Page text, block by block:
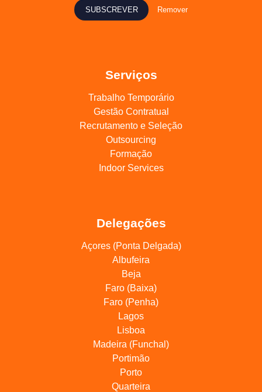
Serviços
Trabalho Temporário
Gestão Contratual
Recrutamento e Seleção
Outsourcing
Formação
Indoor Services
Delegações
Açores (Ponta Delgada)
Albufeira
Beja
Faro (Baixa)
Faro (Penha)
Lagos
Lisboa
Madeira (Funchal)
Portimão
Porto
Quarteira
SUBSCREVER Remover